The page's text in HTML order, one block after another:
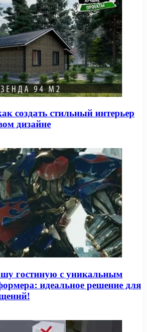
создать стильный интерьер
дизайне
гостиную с уникальным
идеальное решение для